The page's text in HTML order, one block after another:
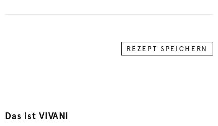
REZEPT SPEICHERN
Das ist VIVANI